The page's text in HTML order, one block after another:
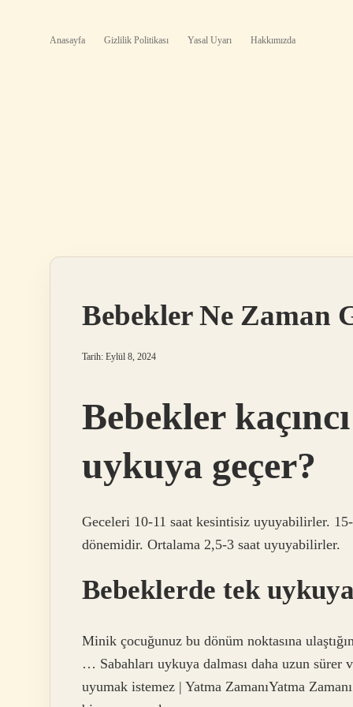
Anasayfa Gizlilik Politikası Yasal Uyarı Hakkımızda
Bebekler Ne Zaman
Tarih: Eylül 8, 2024
Bebekler
uykuya geçer?
Geceleri 10-11 saat kesintisiz uyuyabilirler.
dönemidir. Ortalama 2,5-3 saat uyuyabilirler.
Bebeklerde tek
Minik çocuğunuz bu dönüm noktasına
… Sabahları uykuya dalması daha uzun sürer
uyumak istemez | Yatma ZamanıYatma